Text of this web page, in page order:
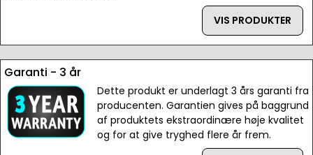
VIS PRODUKTER
Garanti - 3 år
Dette produkt er underlagt 3 års garanti fra
producenten. Garantien gives på baggrund
af produktets ekstraordinære høje kvalitet
og for at give tryghed flere år frem.